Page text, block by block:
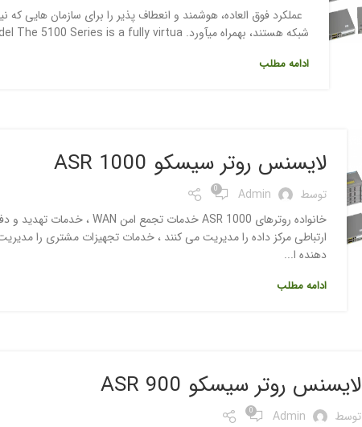
عملکرد فوق العاده، هوشمند و انعطاف پذیر را برای سازمان
شبکه هستند، بهمراه میآورد. ASR 5000 model ENCS 5100 model The 5100 Series is a fully virtua...
ادامه مطلب
لایسنس روتر سیسکو ASR 1000
توسط Admin
0
ارتباطی مرکز داده را مدیریت می کنند ، خدمات تجهیزات مشتری را
دهنده ا...
ادامه مطلب
لایسنس روتر سیسکو ASR 900
توسط Admin
0